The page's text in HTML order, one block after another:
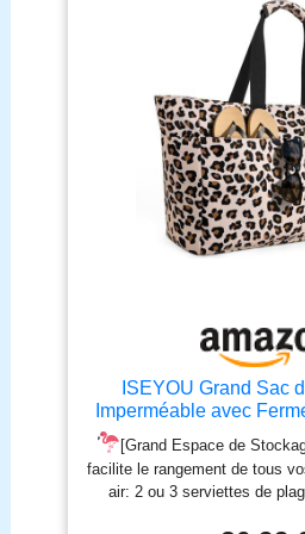
plus de poches pour
que téléphone, clés,
vêtements, lunettes, bouteille
Multifonction : ce sac fourre-
une solution attrayante à de
peut également être utilisé
voyage, un sac de plage
piscine, un sac à main
les vacances, la natation,
travail, le yoga, et plus
pratique: Ce sac à bandoulière
ISEYOU Grand Sac
Imperméable avec
Plage Pliable et Léger,
Femmes Multi-
Capacité, Parfait pour
Voyage,
[Grand Espace de
facilite le rangement de tous
air: 2 ou 3 serviettes de